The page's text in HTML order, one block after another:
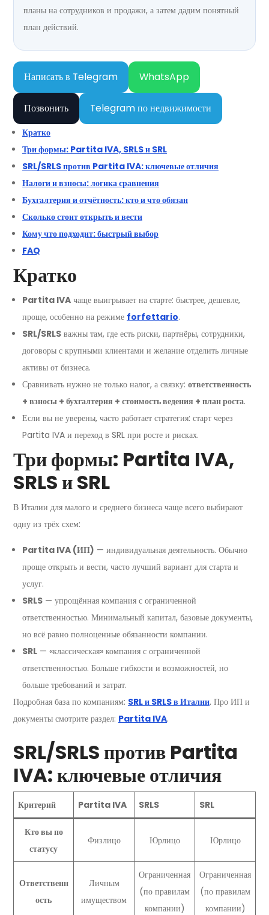
планы на сотрудников и продажи, а затем дадим понятный
план действий.
Написать в Telegram WhatsApp
Позвонить Telegram по недвижимости
Кратко
Три формы: Partita IVA, SRLS и SRL
SRL/SRLS против Partita IVA: ключевые отличия
Налоги и взносы: логика сравнения
Бухгалтерия и отчётность: кто и что обязан
Сколько стоит открыть и вести
Кому что подходит: быстрый выбор
FAQ
Кратко
Partita IVA чаще выигрывает на старте: быстрее, дешевле,
проще, особенно на режиме forfettario.
SRL/SRLS важны там, где есть риски, партнёры, сотрудники,
договоры с крупными клиентами и желание отделить личные
активы от бизнеса.
Сравнивать нужно не только налог, а связку: ответственность
+ взносы + бухгалтерия + стоимость ведения + план роста.
Если вы не уверены, часто работает стратегия: старт через
Partita IVA и переход в SRL при росте и рисках.
Три формы: Partita IVA,
SRLS и SRL
В Италии для малого и среднего бизнеса чаще всего выбирают
одну из трёх схем:
Partita IVA (ИП) — индивидуальная деятельность. Обычно
проще открыть и вести, часто лучший вариант для старта и
услуг.
SRLS — упрощённая компания с ограниченной
ответственностью. Минимальный капитал, базовые документы,
но всё равно полноценные обязанности компании.
SRL — «классическая» компания с ограниченной
ответственностью. Больше гибкости и возможностей, но
больше требований и затрат.
Подробная база по компаниям: SRL и SRLS в Италии. Про ИП и
документы смотрите раздел: Partita IVA.
SRL/SRLS против Partita
IVA: ключевые отличия
Критерий Partita IVA SRLS SRL
Кто вы по
статусу
Физлицо Юрлицо Юрлицо
Ответственн
ость
Личным
имуществом
Ограниченная
(по правилам
компании)
Ограниченная
(по правилам
компании)